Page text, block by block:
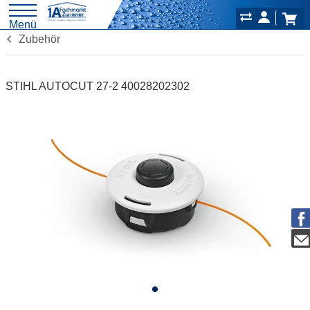
Menü
Zubehör
STIHL AUTOCUT 27-2 40028202302